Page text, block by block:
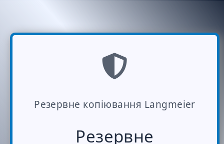
Резервне копіювання Langmeier
Резервне